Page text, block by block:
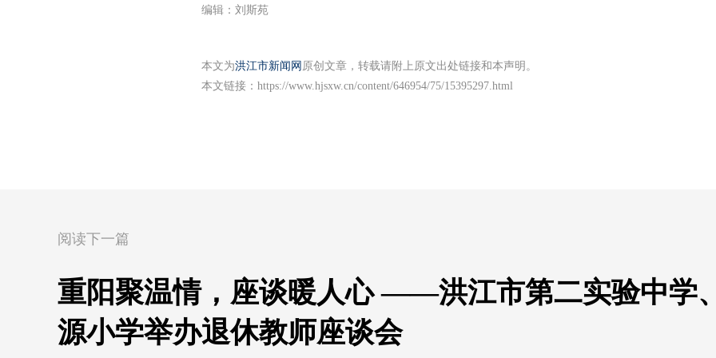
编辑：刘斯苑
本文为洪江市新闻网 原创文章，转载请附上原文出处链接和本声明。
本文链接： https://www.hjsxw.cn/content/646954/75/15395297.html
阅读下一篇
重阳聚温情，座谈暖人心 ——洪江市第二实验中学
源小学举办退休教师座谈会